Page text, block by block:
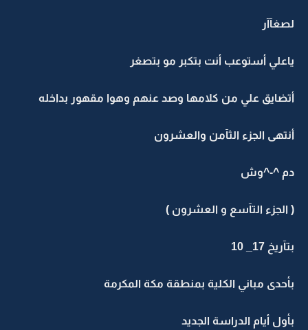
لصغآآر
ياعلي أستوعب أنت بتكبر مو بتصغر
أتضايق علي من كلامها وصد عنهم وهوا مقهور بداخله
أنتهى الجزء الثآمن والعشرون
دم ^-^وش
( الجزء التآسع و العشرون )
بتآريخ 17_ 10
بأحدى مباني الكلية بمنطقة مكة المكرمة
بأول أيام الدراسة الجديد